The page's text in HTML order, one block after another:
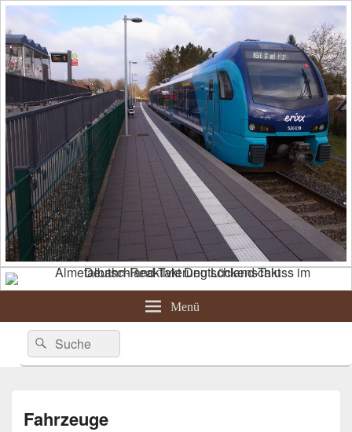
Menü
Suche
nach:
Suchen
Fahrzeuge